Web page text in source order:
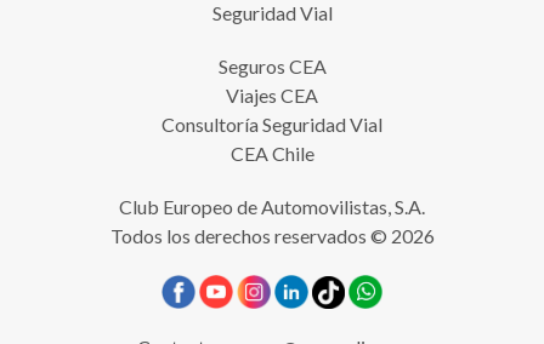
Seguridad Vial
Seguros CEA
Viajes CEA
Consultoría Seguridad Vial
CEA Chile
Club Europeo de Automovilistas, S.A.
Todos los derechos reservados © 2026